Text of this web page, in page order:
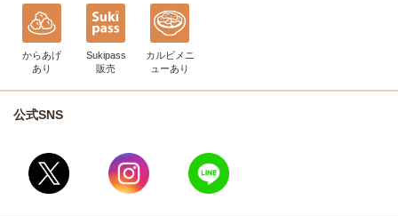
からあげ
あり
Sukipass
販売
カルビメニ
ューあり
公式SNS